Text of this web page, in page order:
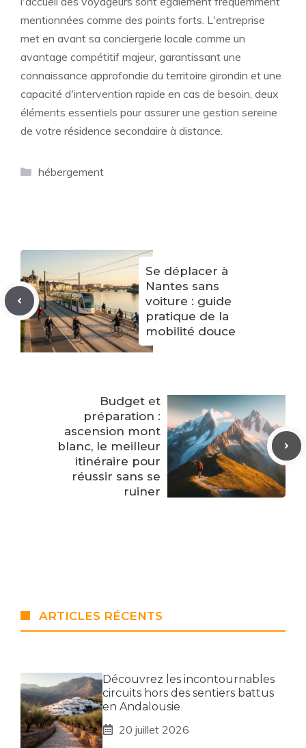
mentionnées comme des points forts. L'entreprise
met en avant sa conciergerie locale comme un
avantage compétitif majeur, garantissant une
connaissance approfondie du territoire girondin et une
capacité d'intervention rapide en cas de besoin, deux
éléments essentiels pour assurer une gestion sereine
de votre résidence secondaire à distance.
Catégories
hébergement
Se déplacer à
Nantes sans
voiture : guide
pratique de la
mobilité douce
Budget et
préparation :
ascension mont
blanc, le meilleur
itinéraire pour
réussir sans se
ruiner
ARTICLES RÉCENTS
Découvrez les incontournables
circuits hors des sentiers battus
en Andalousie
20 juillet 2026